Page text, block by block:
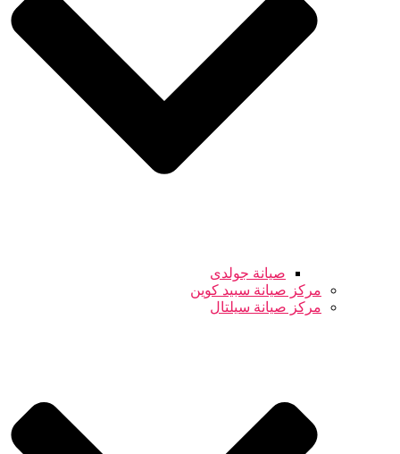
صيانة جولدى
مركز صيانة سبيد كوين
مركز صيانة سيلتال